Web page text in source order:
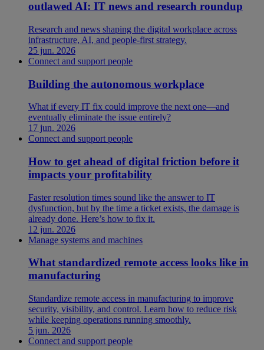
outlawed AI: IT news and research roundup
Research and news shaping the digital workplace across
infrastructure, AI, and people-first strategy.
25 jun. 2026
Connect and support people
Building the autonomous workplace
What if every IT fix could improve the next one—and
eventually eliminate the issue entirely?
17 jun. 2026
Connect and support people
How to get ahead of digital friction before it
impacts your profitability
Faster resolution times sound like the answer to IT
dysfunction, but by the time a ticket exists, the damage is
already done. Here’s how to fix it.
12 jun. 2026
Manage systems and machines
What standardized remote access looks like in
manufacturing
Standardize remote access in manufacturing to improve
security, visibility, and control. Learn how to reduce risk
while keeping operations running smoothly.
5 jun. 2026
Connect and support people